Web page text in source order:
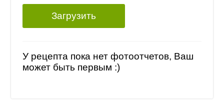
Загрузить
У рецепта пока нет фотоотчетов, Ваш
может быть первым :)